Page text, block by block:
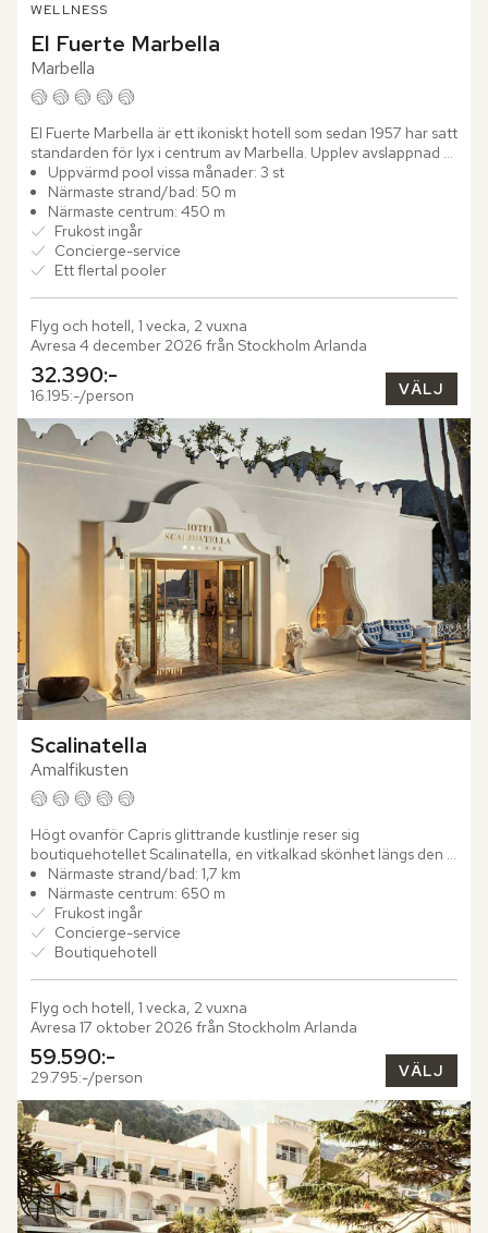
WELLNESS
El Fuerte Marbella
Marbella
El Fuerte Marbella är ett ikoniskt hotell som sedan 1957 har satt
standarden för lyx i centrum av Marbella. Upplev avslappnad
elegans i en sofistikerad och välkomnande atmosfär....
Uppvärmd pool vissa månader: 3 st
Närmaste strand/bad: 50 m
Närmaste centrum: 450 m
Frukost ingår
Concierge-service
Ett flertal pooler
Flyg och hotell, 1 vecka, 2 vuxna
Avresa 4 december 2026 från Stockholm Arlanda
32.390:-
16.195:-/person VÄLJ
Scalinatella
Amalfikusten
Högt ovanför Capris glittrande kustlinje reser sig
boutiquehotellet Scalinatella, en vitkalkad skönhet längs den
eleganta Via Tragara. Sedan generationer tillbaka har
familjen...
Närmaste strand/bad: 1,7 km
Närmaste centrum: 650 m
Frukost ingår
Concierge-service
Boutiquehotell
Flyg och hotell, 1 vecka, 2 vuxna
Avresa 17 oktober 2026 från Stockholm Arlanda
59.590:-
29.795:-/person VÄLJ